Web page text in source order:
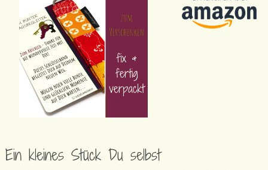
Ein kleines Stück Du selbst